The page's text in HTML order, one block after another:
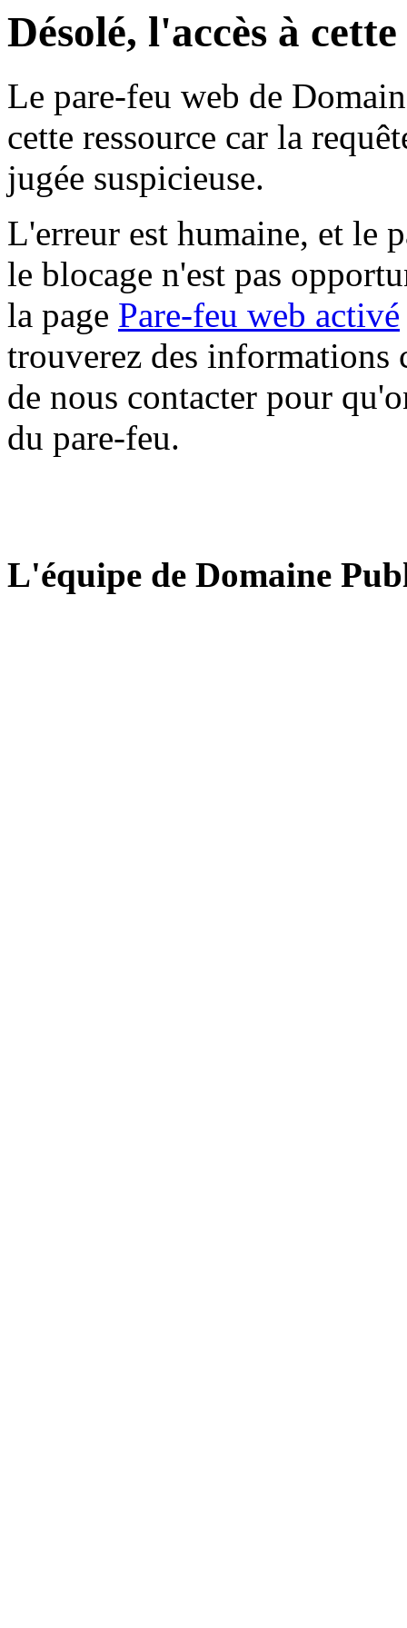
Désolé, l'accès à
Le pare-feu web de
cette ressource car la
jugée suspicieuse.
L'erreur est humaine, et le
le blocage n'est pas
la page Pare-feu web activé
trouverez des informations
de nous contacter pour
du pare-feu.
L'équipe de Domaine